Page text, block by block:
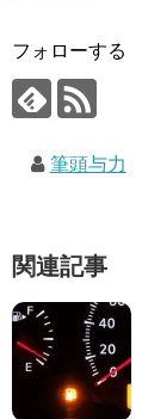
フォローする
筆頭与力
関連記事